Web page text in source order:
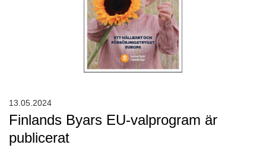
Finlands Byars EU-valprogram är
publicerat
13.05.2024